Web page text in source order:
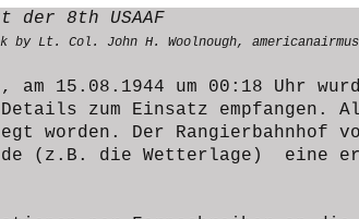
der 8th USAAF
by Lt. Col. John H. Woolnough,
15.08.1944 um 00:18 Uhr
zum Einsatz empfangen.
worden. Der Rangierbahnhof
(z.B. die Wetterlage) eine